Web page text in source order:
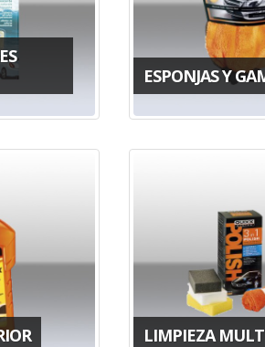
ESPONJAS Y
LIMPIEZA